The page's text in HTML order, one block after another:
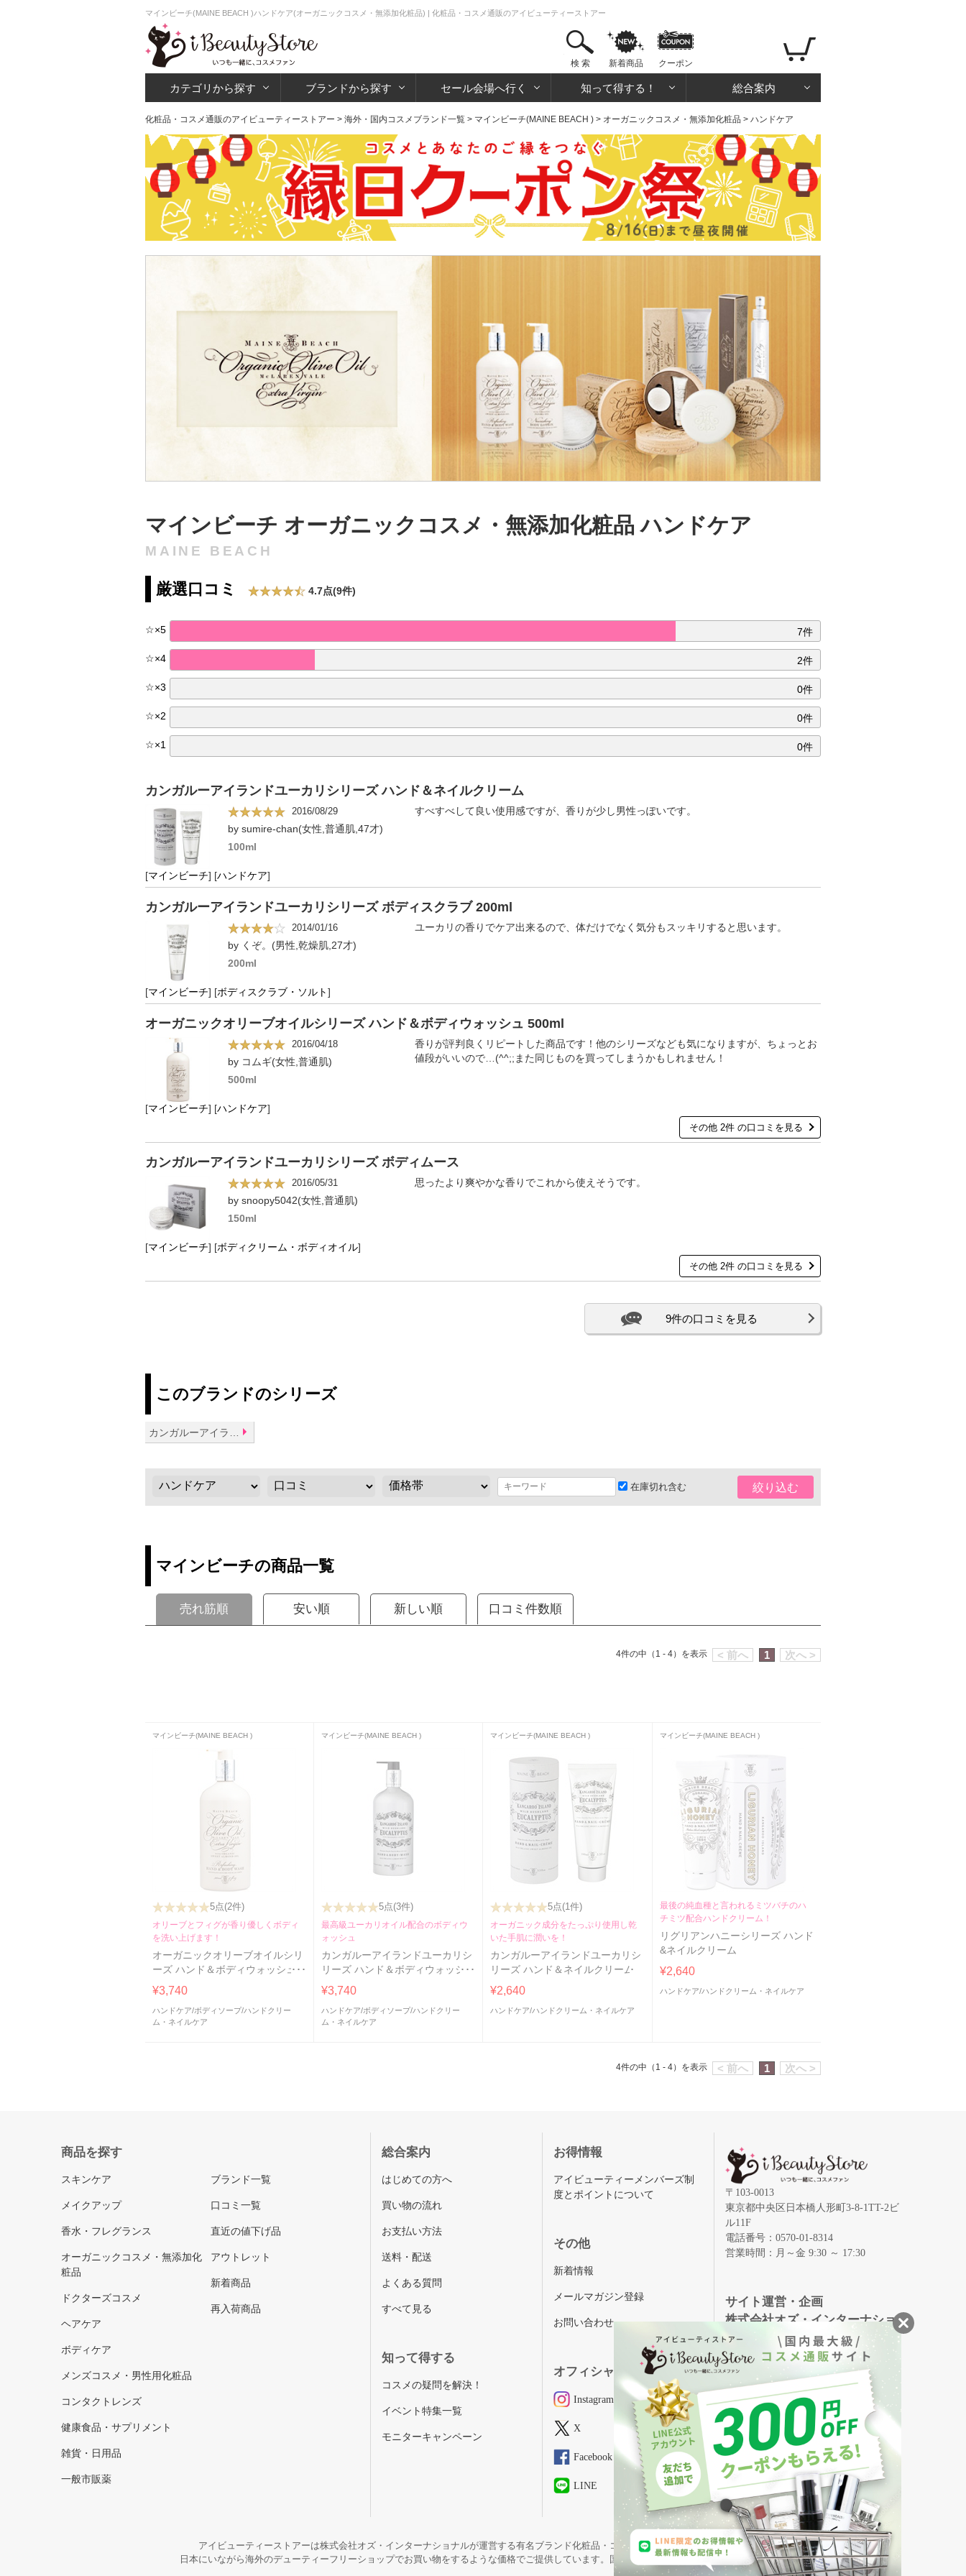
マインビーチ(MAINE BEACH )ハンドケア(オーガニックコスメ・無添加化粧品) | 化粧品・コスメ通販のアイビューティーストアー
検 索 新着商品 クーポン
カテゴリから探す ブランドから探す セール会場へ行く 知って得する！ 総合案内
化粧品・コスメ通販のアイビューティーストアー > 海外・国内コスメブランド一覧 > マインビーチ(MAINE BEACH ) > オーガニックコスメ・無添加化粧品 > ハンドケア
マインビーチ オーガニックコスメ・無添加化粧品 ハンドケア
MAINE BEACH
厳選口コミ 4.7点(9件)
☆×5 7件
☆×4 2件
☆×3 0件
☆×2 0件
☆×1 0件
カンガルーアイランドユーカリシリーズ ハンド＆ネイルクリーム
2016/08/29
by sumire-chan(女性,普通肌,47才)
100ml
すべすべして良い使用感ですが、香りが少し男性っぽいです。
[マインビーチ] [ハンドケア]
カンガルーアイランドユーカリシリーズ ボディスクラブ 200ml
2014/01/16
by くぞ。(男性,乾燥肌,27才)
200ml
ユーカリの香りでケア出来るので、体だけでなく気分もスッキリすると思います。
[マインビーチ] [ボディスクラブ・ソルト ]
オーガニックオリーブオイルシリーズ ハンド＆ボディウォッシュ 500ml
2016/04/18
by コムギ(女性,普通肌)
500ml
香りが評判良くリピートした商品です！他のシリーズなども気になりますが、ちょっとお
値段がいいので…(^^;;また同じものを買ってしまうかもしれません！
[マインビーチ] [ハンドケア]
その他 2件 の口コミを見る
カンガルーアイランドユーカリシリーズ ボディムース
2016/05/31
by snoopy5042(女性,普通肌)
150ml
思ったより爽やかな香りでこれから使えそうです。
[マインビーチ] [ボディクリーム・ボディオイル]
その他 2件 の口コミを見る
9件の口コミを見る
このブランドのシリーズ
在庫切れ含む 絞り込む
マインビーチの商品一覧
売れ筋順 安い順 新しい順 口コミ件数順
< 前へ 1 次へ >
4件の中（1 - 4）を表示
マインビーチ(MAINE BEACH )
5点(2件)
オリーブとフィグが香り優しくボディ
を洗い上げます！
オーガニックオリーブオイルシリ
ーズ ハンド＆ボディウォッシュ
500ml
¥3,740
ハンドケア/ボディソープ/ハンドクリー
ム・ネイルケア
マインビーチ(MAINE BEACH )
5点(3件)
最高級ユーカリオイル配合のボディウ
ォッシュ
カンガルーアイランドユーカリシ
リーズ ハンド＆ボディウォッシュ
500ml
¥3,740
ハンドケア/ボディソープ/ハンドクリー
ム・ネイルケア
マインビーチ(MAINE BEACH )
5点(1件)
オーガニック成分をたっぷり使用し乾
いた手肌に潤いを！
カンガルーアイランドユーカリシ
リーズ ハンド＆ネイルクリーム
¥2,640
ハンドケア/ハンドクリーム・ネイルケア
マインビーチ(MAINE BEACH )
最後の純血種と言われるミツバチのハ
チミツ配合ハンドクリーム！
リグリアンハニーシリーズ ハンド
&ネイルクリーム
¥2,640
ハンドケア/ハンドクリーム・ネイルケア
< 前へ 1 次へ >
4件の中（1 - 4）を表示
商品を探す
スキンケア
メイクアップ
香水・フレグランス
オーガニックコスメ・無添加化
粧品
ドクターズコスメ
ヘアケア
ボディケア
メンズコスメ・男性用化粧品
コンタクトレンズ
健康食品・サプリメント
雑貨・日用品
一般市販薬
ブランド一覧
口コミ一覧
直近の値下げ品
アウトレット
新着商品
再入荷商品
総合案内
はじめての方へ
買い物の流れ
お支払い方法
送料・配送
よくある質問
すべて見る
知って得する
コスメの疑問を解決！
イベント特集一覧
モニターキャンペーン
お得情報
アイビューティーメンバーズ制
度とポイントについて
その他
新着情報
メールマガジン登録
お問い合わせ
オフィシャルSNS
Instagram
X
Facebook
LINE
〒103-0013
東京都中央区日本橋人形町3-8-1TT-2ビ
ル11F
電話番号：0570-01-8314
営業時間：月～金 9:30 ～ 17:30
サイト運営・企画
株式会社オズ・インターナショ
ナル
創業150年、英国伝統の最高級猪毛ハン
ドメイドヘアブラシ
メイソンピアソン
アイビューティーストアーは株式会社オズ・インターナショナルが運営する有名ブランド化粧品・コスメ・美容商品の通販サイトです。
日本にいながら海外のデューティーフリーショップでお買い物をするような価格でご提供しています。国内未発売の化粧品も取り揃えています。